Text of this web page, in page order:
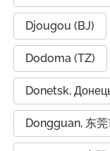
Djougou (BJ)
Dodoma (TZ)
Donetsk,
Dongguan, 东莞